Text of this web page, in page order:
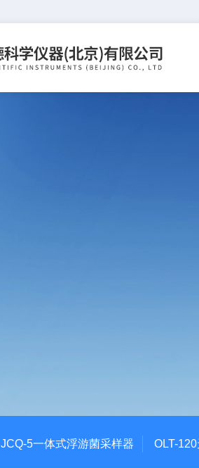
JCQ-5一体式浮游菌采样器 OLT-